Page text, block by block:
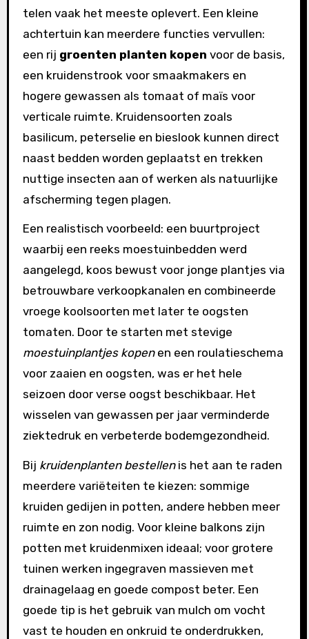
telen vaak het meeste oplevert. Een kleine
achtertuin kan meerdere functies vervullen:
een rij groenten planten kopen voor de basis,
een kruidenstrook voor smaakmakers en
hogere gewassen als tomaat of maïs voor
verticale ruimte. Kruidensoorten zoals
basilicum, peterselie en bieslook kunnen direct
naast bedden worden geplaatst en trekken
nuttige insecten aan of werken als natuurlijke
afscherming tegen plagen.
Een realistisch voorbeeld: een buurtproject
waarbij een reeks moestuinbedden werd
aangelegd, koos bewust voor jonge plantjes via
betrouwbare verkoopkanalen en combineerde
vroege koolsoorten met later te oogsten
tomaten. Door te starten met stevige
moestuinplantjes kopenen een roulatieschema
voor zaaien en oogsten, was er het hele
seizoen door verse oogst beschikbaar. Het
wisselen van gewassen per jaar verminderde
ziektedruk en verbeterde bodemgezondheid.
Bij kruidenplanten bestellenis het aan te raden
meerdere variëteiten te kiezen: sommige
kruiden gedijen in potten, andere hebben meer
ruimte en zon nodig. Voor kleine balkons zijn
potten met kruidenmixen ideaal; voor grotere
tuinen werken ingegraven massieven met
drainagelaag en goede compost beter. Een
goede tip is het gebruik van mulch om vocht
vast te houden en onkruid te onderdrukken,